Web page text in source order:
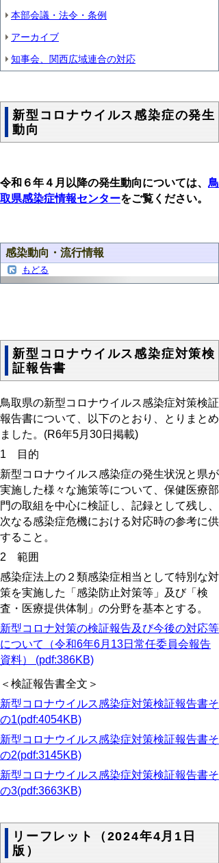
本部会議・法令・条例
アーカイブ
知事会、関西広域連合の対応
新型コロナウイルス感染症の発生
動向
令和６年４月以降の発生動向については、 鳥
取県感染症情報センターをご覧ください。
感染動向・流行情報
もどる
新型コロナウイルス感染症対策検
証報告書
鳥取県の新型コロナウイルス感染症対策検証
報告書について、以下のとおり、とりまとめ
ました。(R6年5月30日掲載)
1 目的
新型コロナウイルス感染症の発生状況と県が
実施した様々な施策等について、保健医療部
門の取組を中心に検証し、記録として残し、
次なる感染症危機における対応時の参考に供
すること。
2 範囲
感染症法上の２類感染症相当として特別な対
策を実施した「感染防止対策等」及び「検
査・医療提供体制」の分野を基本とする。
新型コロナ対策の検証報告及び今後の対応等
について（令和6年6月13日常任委員会報告
資料） (pdf:386KB)
＜検証報告書全文＞
新型コロナウイルス感染症対策検証報告書そ
の1(pdf:4054KB)
新型コロナウイルス感染症対策検証報告書そ
の2(pdf:3145KB)
新型コロナウイルス感染症対策検証報告書そ
の3(pdf:3663KB)
リーフレット（2024年4月1日
版）